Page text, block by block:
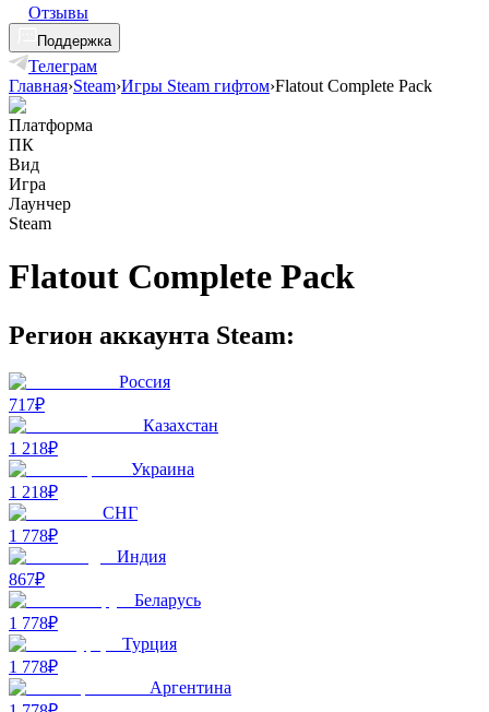
Отзывы
Поддержка
Телеграм
Главная›Steam›Игры Steam гифтом›Flatout Complete Pack
Платформа
ПК
Вид
Игра
Лаунчер
Steam
Flatout Complete Pack
Регион аккаунта Steam:
Россия
717₽
Казахстан
1 218₽
Украина
1 218₽
СНГ
1 778₽
Индия
867₽
Беларусь
1 778₽
Турция
1 778₽
Аргентина